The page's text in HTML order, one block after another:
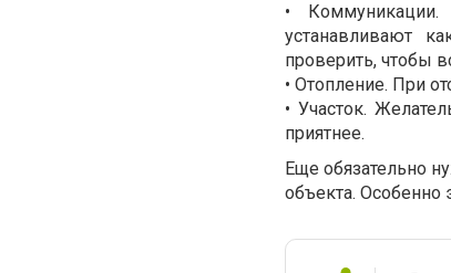
•
устанавливают
проверить, чтобы
• Отопление. При
• Участок.
приятнее.
Еще обязательно
объекта. Особенно